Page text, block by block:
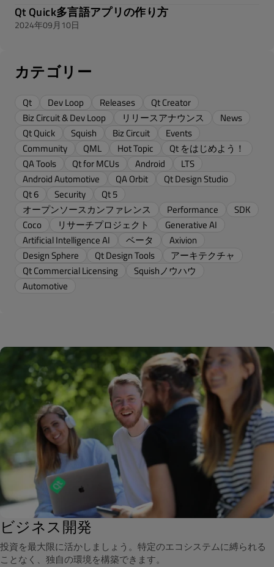
Qt Quick多言語アプリの作り方
2024年09月10日
カテゴリー
Qt Dev Loop Releases
Qt Creator
Biz Circuit & Dev Loop
リリースアナウンス
News
Qt Quick
Squish Biz Circuit
Events
Community
QML Hot Topic
Qt をはじめよう！
QA Tools
Qt for MCUs Android
LTS
Android Automotive
QA Orbit
Qt Design Studio
Qt 6
Security
Qt 5
オープンソースカンファレンス
Performance
SDK
Coco
リサーチプロジェクト
Generative AI
Artificial Intelligence AI
ベータ
Axivion
Design Sphere
Qt Design Tools
アーキテクチャ
Qt Commercial Licensing
Squishノウハウ
Automotive
ビジネス開発
投資を最大限に活かしましょう。特定のエコシステムに縛られる
ことなく、独自の環境を構築できます。